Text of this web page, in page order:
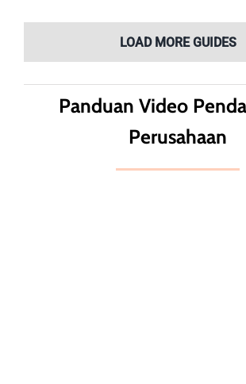
LOAD MORE GUIDES
Panduan Video
Perusahaan